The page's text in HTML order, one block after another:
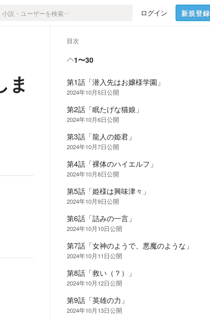
ログイン 新規登録
ま
目次
1〜30
第1話「潜入先はお嬢様学園」
2024年10月5日公開
第2話「眠たげな猫娘」
2024年10月6日公開
第3話「龍人の姫君」
2024年10月7日公開
第4話「裸体のハイエルフ」
2024年10月8日公開
第5話「姫様は興味津々」
2024年10月9日公開
第6話「詰みの一言」
2024年10月10日公開
第7話「女神のようで、悪魔のような」
2024年10月11日公開
第8話「救い（？）」
2024年10月12日公開
第9話「英雄の力」
2024年10月13日公開